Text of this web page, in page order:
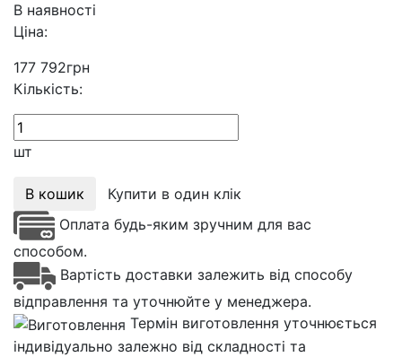
В наявності
Ціна:
177 792грн
Кількість:
шт
В кошик
Купити в один клік
Оплата будь-яким зручним для вас
способом.
Вартість доставки залежить від способу
відправлення та уточнюйте у менеджера.
Термін виготовлення уточнюється
індивідуально залежно від складності та